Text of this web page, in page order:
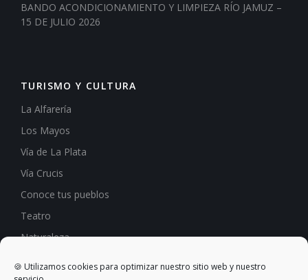
🍪 Utilizamos cookies para optimizar nuestro sitio web y nuestro
BANDO ACONDICIONAMIENTO Y LIMPIEZA RÍO JAMUZ –
15 DE JULIO 2026
TURISMO Y CULTURA
La Alfarería
Los Mayos
Vía de La Plata
Vía Crucis
Conoce tus pueblos
Teatro
Naturaleza